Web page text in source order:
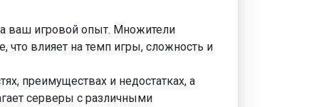
ваш игровой опыт. Множители
что влияет на темп игры, сложность и
преимуществах и недостатках, а
серверы с различными